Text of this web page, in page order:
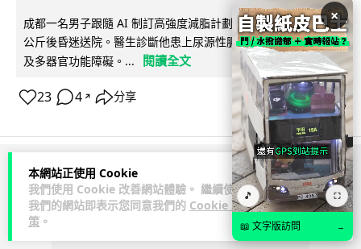
本網站正使用 Cookie
我們使用 Cookie 改善網站體驗。 繼續使用
我們的網站即表示您同意我們的 Cookie 政
策 。
成都一名男子跟隨 AI 制訂高強度減脂計劃，45 日內減去約 20
公斤後昏迷送院。醫生診斷他患上尿源性膿毒症、膿毒性休克
及多器官功能障礙。...
閱讀全文
23 4 ↗ 分享
ADVERTISEMENT
×
🎵 ⛶
📖 文字版訪問 →